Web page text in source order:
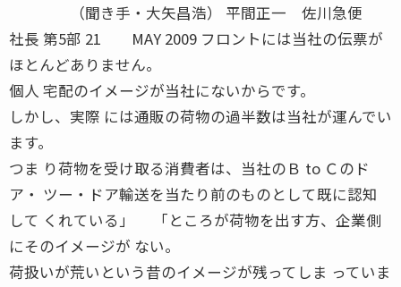
（聞き手・大矢昌浩） 平間正一 佐川急便
社長 第5部 21 MAY 2009 フロントには当社の伝票が
ほとんどありません。
個人 宅配のイメージが当社にないからです。
しかし、実際 には通販の荷物の過半数は当社が運んでい
ます。
つま り荷物を受け取る消費者は、当社のＢ to Ｃのド
ア・ ツー・ドア輸送を当たり前のものとして既に認知
して くれている」 「ところが荷物を出す方、企業側
にそのイメージが ない。
荷扱いが荒いという昔のイメージが残ってしま っていま